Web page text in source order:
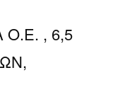
Ο.Ε. , 6,5